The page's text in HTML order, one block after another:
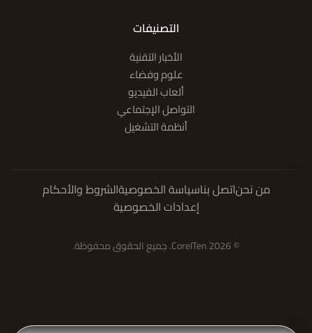
التصنيفات
الأخبار التقنية
علوم وفضاء
ألعاب الفيديو
التواصل الإجتماعي
أنظمة التشغيل
من نحناتصل بناسياسة الخصوصيةالشروط والأحكام
إعدادات الخصوصية
© 2026 CoreITen. جميع الحقوق محفوظة.